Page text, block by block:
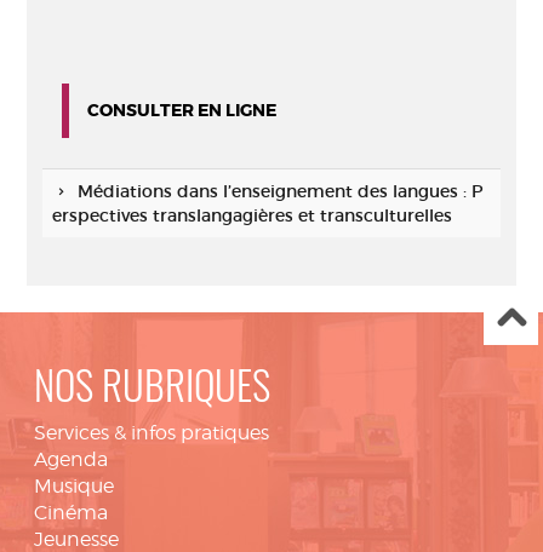
CONSULTER EN LIGNE
Médiations dans l’enseignement des langues : P
erspectives translangagières et transculturelles
NOS RUBRIQUES
Services & infos pratiques
Agenda
Musique
Cinéma
Jeunesse